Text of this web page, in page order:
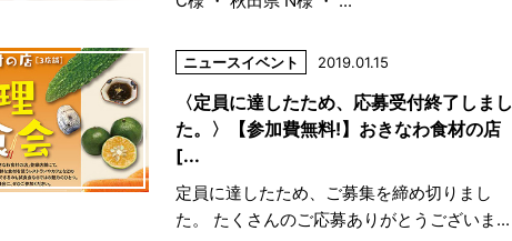
ニュースイベント 2019.01.15
〈定員に達したため、応募受付終了しまし
た。〉【参加費無料!】おきなわ食材の店
[...
定員に達したため、ご募集を締め切りまし
た。 たくさんのご応募ありがとうございま...